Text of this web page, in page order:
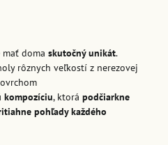
doma skutočný unikát.
rôznych veľkostí z nerezovej
, ktorá podčiarkne
pohľady každého